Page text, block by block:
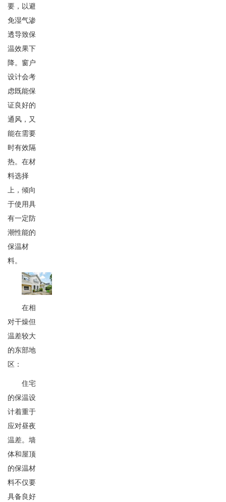
要，以避
免湿气渗
透导致保
温效果下
降。窗户
设计会考
虑既能保
证良好的
通风，又
能在需要
时有效隔
热。在材
料选择
上，倾向
于使用具
有一定防
潮性能的
保温材
料。
在相
对干燥但
温差较大
的东部地
区：
住宅
的保温设
计着重于
应对昼夜
温差。墙
体和屋顶
的保温材
料不仅要
具备良好